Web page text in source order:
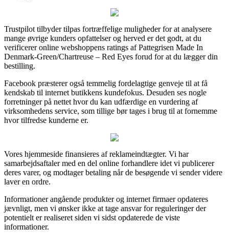
Trustpilot tilbyder tilpas fortræffelige muligheder for at analysere
mange øvrige kunders opfattelser og herved er det godt, at du
verificerer online webshoppens ratings af Pattegrisen Made In
Denmark-Green/Chartreuse – Red Eyes forud for at du lægger din
bestilling.
Facebook præsterer også temmelig fordelagtige genveje til at få
kendskab til internet butikkens kundefokus. Desuden ses nogle
forretninger på nettet hvor du kan udfærdige en vurdering af
virksomhedens service, som tillige bør tages i brug til at fornemme
hvor tilfredse kunderne er.
Vores hjemmeside finansieres af reklameindtægter. Vi har
samarbejdsaftaler med en del online forhandlere idet vi publicerer
deres varer, og modtager betaling når de besøgende vi sender videre
laver en ordre.
Informationer angående produkter og internet firmaer opdateres
jævnligt, men vi ønsker ikke at tage ansvar for reguleringer der
potentielt er realiseret siden vi sidst opdaterede de viste
informationer.